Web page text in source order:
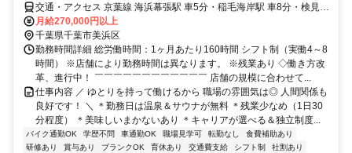
交通・アクセス 京葉線 海浜幕張駅 車5分・稲毛海岸駅 車8分・検見川
浜駅 車9分
月給270,000円以上
千葉県千葉市美浜区
勤務時間詳細 総労働時間：1ヶ月あたり160時間 シフト制（実働4～8
時間） ※店舗により勤務時間は異なります。 ※残業あり ◇働き方改
革、進行中！ ￣￣￣￣￣￣￣￣￣￣￣￣ 店舗の規模に合わせて...
仕事内容 ／ ゆとりを持って働けるから 職場の雰囲気は◎ 人間関係も
良好です！ ＼ ＊勤務日は温泉＆サウナが無料 ＊残業少なめ（1日30
分程度） ＊美味しいまかないあり ＊キャリアが選べる＆独立制度...
バイク通勤OK 学歴不問 車通勤OK 職場見学可 転勤なし
食費補助あり
研修あり
賞与あり ブランクOK 育休あり 交通費支給 シフト制
社割あり